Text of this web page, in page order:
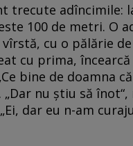
trecute adîncimile:
100 de metri. O
cu o pălărie
cu prima,
bine de doamna
nu ştiu să
dar eu n-am